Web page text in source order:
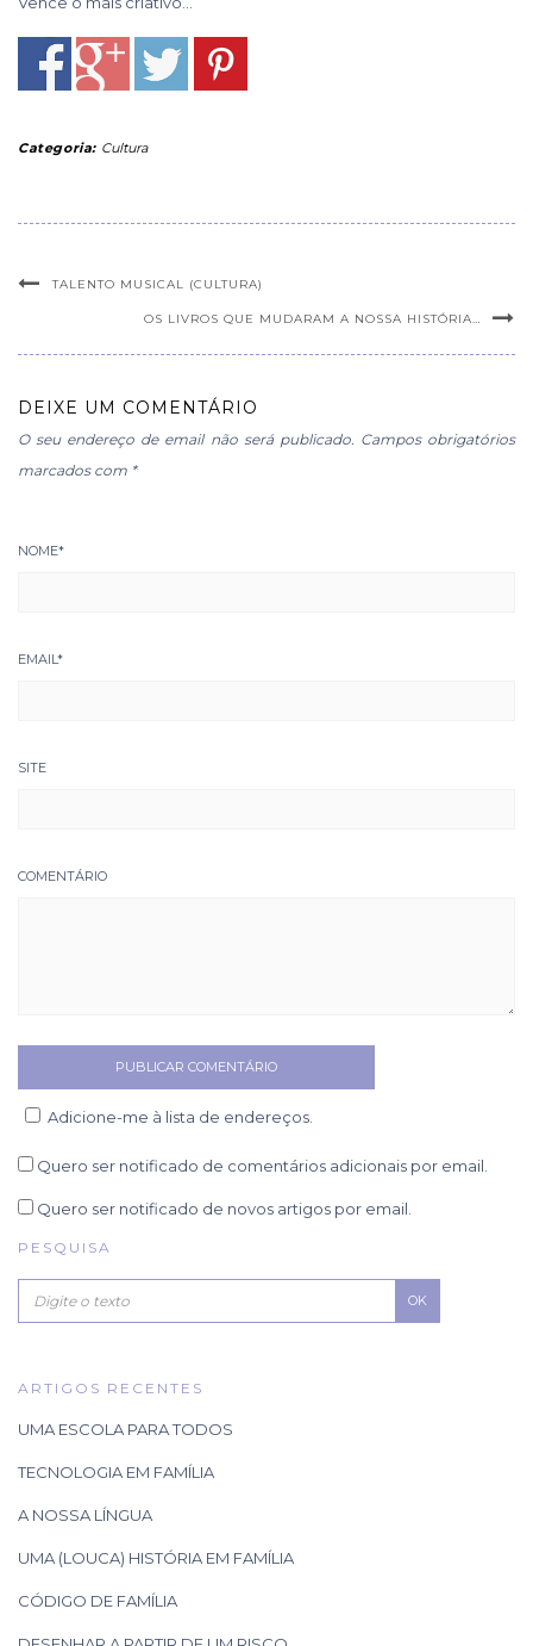
Categoria: Cultura
TALENTO MUSICAL (CULTURA)
OS LIVROS QUE MUDARAM A NOSSA HISTÓRIA…
DEIXE UM COMENTÁRIO
O seu endereço de email não será publicado. Campos obrigatórios
marcados com *
NOME*
EMAIL *
SITE
COMENTÁRIO
Adicione-me à lista de endereços.
Quero ser notificado de comentários adicionais por email.
Quero ser notificado de novos artigos por email.
PESQUISA
OK
ARTIGOS RECENTES
UMA ESCOLA PARA TODOS
TECNOLOGIA EM FAMÍLIA
A NOSSA LÍNGUA
UMA (LOUCA) HISTÓRIA EM FAMÍLIA
CÓDIGO DE FAMÍLIA